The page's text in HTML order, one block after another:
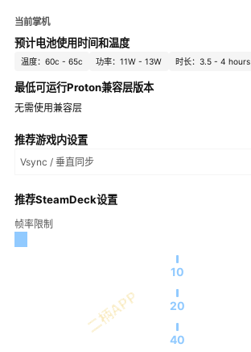
当前掌机
预计电池使用时间和温度
温度：60c - 65c 功率：11W - 13W 时长：3.5 - 4 hours
最低可运行Proton兼容层版本
无需使用兼容层
推荐游戏内设置
Vsync / 垂直同步
推荐SteamDeck设置
帧率限制
10
20
40